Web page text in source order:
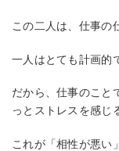
この二人は、仕事の
一人はとても計画的
だから、仕事のこと
っとストレスを感じ
これが「相性が悪い